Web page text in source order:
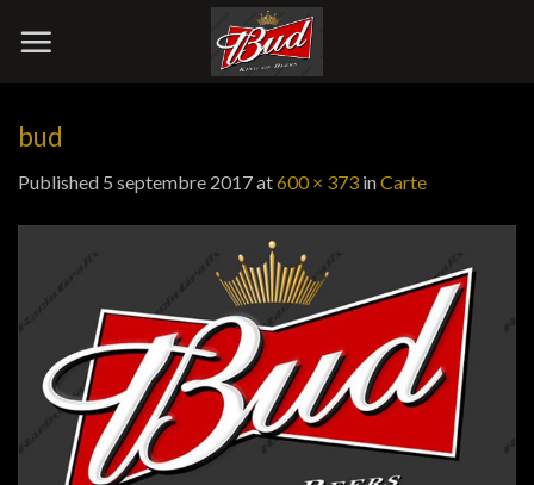
bud
Published 5 septembre 2017at600 × 373 inCarte